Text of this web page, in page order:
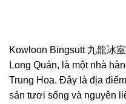
Kowloon Bingsutt 九龍冰
Long Quán, là một nhà
Trung Hoa. Đây là địa
sản tươi sống và nguyên